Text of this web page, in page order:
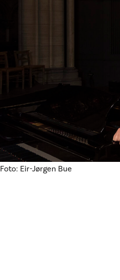
Foto: Eir-Jørgen Bue